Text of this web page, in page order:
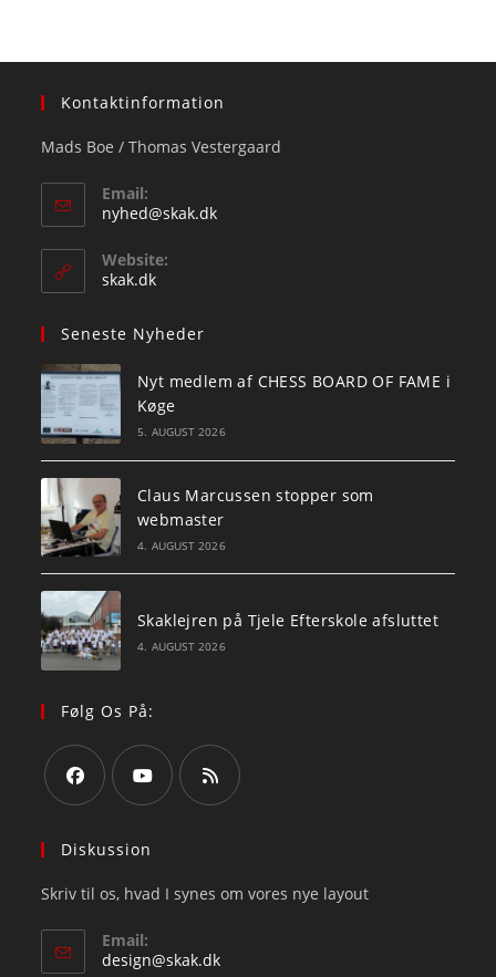
Kontaktinformation
Mads Boe / Thomas Vestergaard
Email:
nyhed@skak.dkOpens
Website:
skak.dk
Seneste Nyheder
Nyt medlem af CHESS BOARD OF FAME i
Køge
5. AUGUST 2026
Claus Marcussen stopper som
webmaster
4. AUGUST 2026
Skaklejren på Tjele Efterskole afsluttet
4. AUGUST 2026
Følg Os På:
in
new
tab
in
new
new
Diskussion
Skriv til os, hvad I synes om vores nye layout
Email:
design@skak.dkOpens